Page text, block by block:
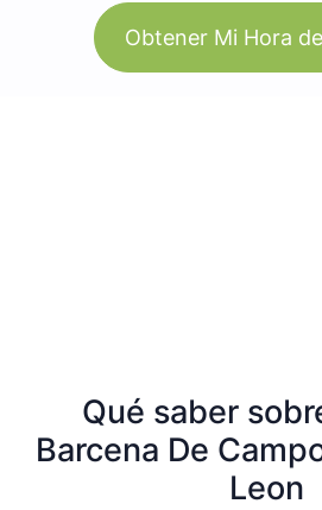
Obtener Mi Hora
Qué saber
Barcena De
Leon